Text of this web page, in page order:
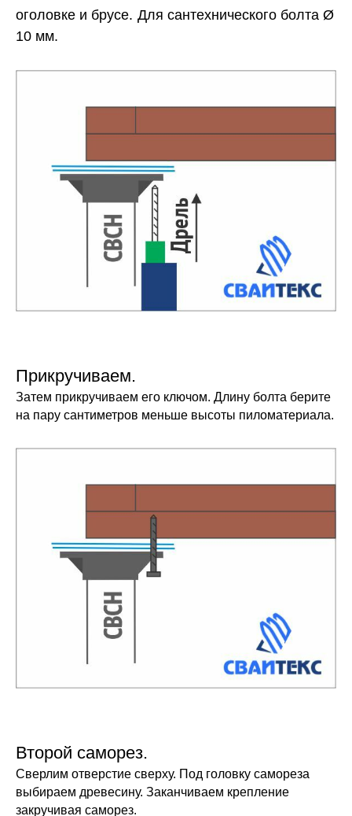
оголовке и брусе. Для сантехнического болта Ø
10 мм.
Прикручиваем.
Затем прикручиваем его ключом. Длину болта берите
на пару сантиметров меньше высоты пиломатериала.
Второй саморез.
Сверлим отверстие сверху. Под головку самореза
выбираем древесину. Заканчиваем крепление
закручивая саморез.